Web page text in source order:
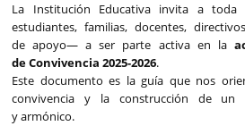
La Institución Educativa invita a
estudiantes, familias, docentes,
de apoyo— a ser parte activa en la
de Convivencia 2025-2026.
Este documento es la guía que nos
convivencia y la construcción de un
y armónico.